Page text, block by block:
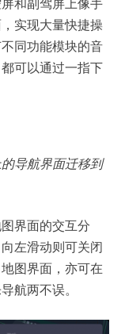
和副驾屏上像手
实现大量快捷操
同功能模块的音
可以通过一指下
导航界面迁移到
界面的交互分
左滑动则可关闭
图界面，亦可在
航两不误。